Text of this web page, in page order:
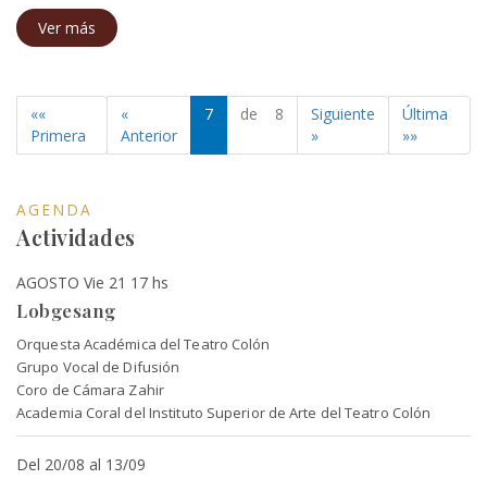
Ver más
««
Primera
«
Anterior
7 de 8
Siguiente
»
Última
»»
AGENDA
Actividades
AGOSTO Vie 21 17 hs
Lobgesang
Orquesta Académica del Teatro Colón
Grupo Vocal de Difusión
Coro de Cámara Zahir
Academia Coral del Instituto Superior de Arte del Teatro Colón
Del 20/08 al 13/09